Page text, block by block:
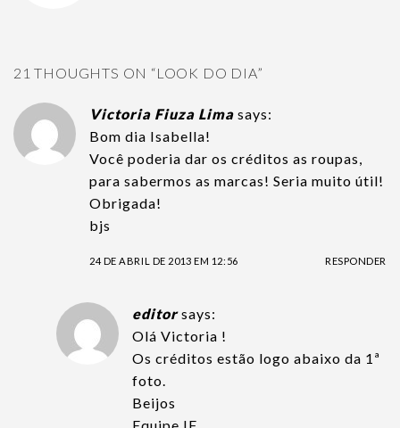
21 THOUGHTS ON “LOOK DO DIA”
Victoria Fiuza Lima says:
Bom dia Isabella!
Você poderia dar os créditos as roupas,
para sabermos as marcas! Seria muito útil!
Obrigada!
bjs
24 DE ABRIL DE 2013 EM 12:56 RESPONDER
editor says:
Olá Victoria !
Os créditos estão logo abaixo da 1ª
foto.
Beijos